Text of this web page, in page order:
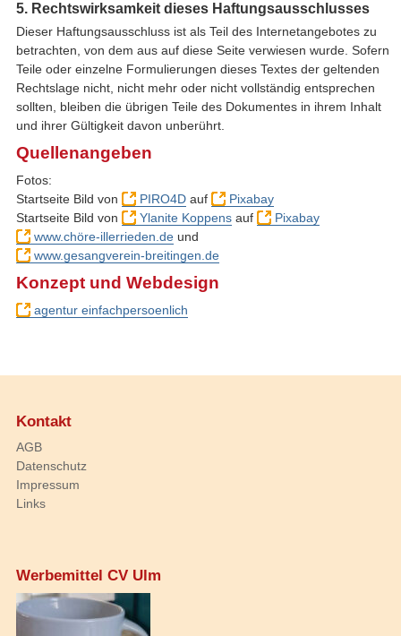
5. Rechtswirksamkeit dieses Haftungsausschlusses
Dieser Haftungsausschluss ist als Teil des Internetangebotes zu
betrachten, von dem aus auf diese Seite verwiesen wurde. Sofern
Teile oder einzelne Formulierungen dieses Textes der geltenden
Rechtslage nicht, nicht mehr oder nicht vollständig entsprechen
sollten, bleiben die übrigen Teile des Dokumentes in ihrem Inhalt
und ihrer Gültigkeit davon unberührt.
Quellenangeben
Fotos:
Startseite Bild von
PIRO4Dauf
Pixabay
Startseite Bild von
Ylanite Koppensauf
Pixabay
www.chöre-illerrieden.deund
www.gesangverein-breitingen.de
Konzept und Webdesign
agentur einfachpersoenlich
Kontakt
AGB
Datenschutz
Impressum
Links
Werbemittel CV Ulm